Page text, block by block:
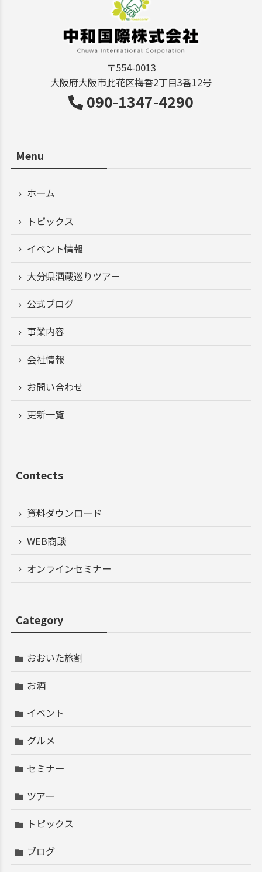
〒554-0013
大阪府大阪市此花区梅香2丁目3番12号
090-1347-4290
Menu
ホーム
トピックス
イベント情報
大分県酒蔵巡りツアー
公式ブログ
事業内容
会社情報
お問い合わせ
更新一覧
Contects
資料ダウンロード
WEB商談
オンラインセミナー
Category
おおいた旅割
お酒
イベント
グルメ
セミナー
ツアー
トピックス
ブログ